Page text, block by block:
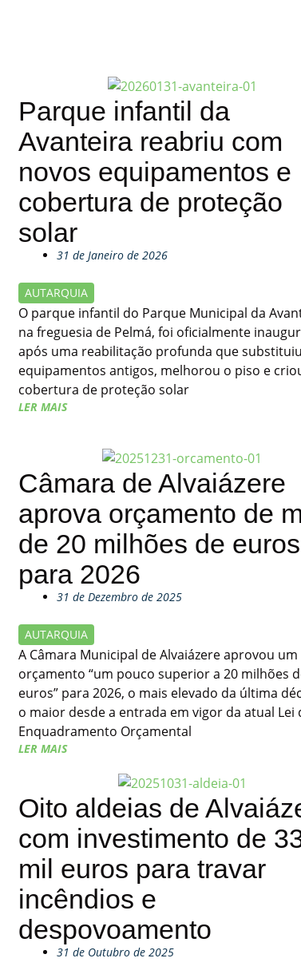
Parque infantil da
Avanteira reabriu com
novos equipamentos e
cobertura de proteção
solar
31 de Janeiro de 2026
AUTARQUIA
O parque infantil do Parque Municipal da
na freguesia de Pelmá, foi oficialmente
após uma reabilitação profunda que substituiu
equipamentos antigos, melhorou o piso e
cobertura de proteção solar
LER MAIS
Câmara de Alvaiázere
aprova orçamento de
de 20 milhões de euros
para 2026
31 de Dezembro de 2025
AUTARQUIA
A Câmara Municipal de Alvaiázere aprovou um
orçamento “um pouco superior a 20 milhões
euros” para 2026, o mais elevado da última
o maior desde a entrada em vigor da atual Lei
Enquadramento Orçamental
LER MAIS
Oito aldeias de
com investimento de
mil euros para travar
incêndios e
despovoamento
31 de Outubro de 2025